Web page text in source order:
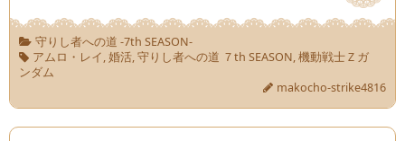
守りし者への道 -7th SEASON-
アムロ・レイ,婚活,守りし者への道 ７th SEASON,機動戦士Ｚガ
ンダム
makocho-strike4816